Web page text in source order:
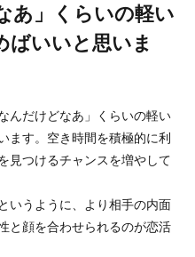
あ」くらいの軽い
ばいいと思いま
んだけどなあ」くらいの軽い
ます。空き時間を積極的に利
見つけるチャンスを増やして
いうように、より相手の内面
と顔を合わせられるのが恋活